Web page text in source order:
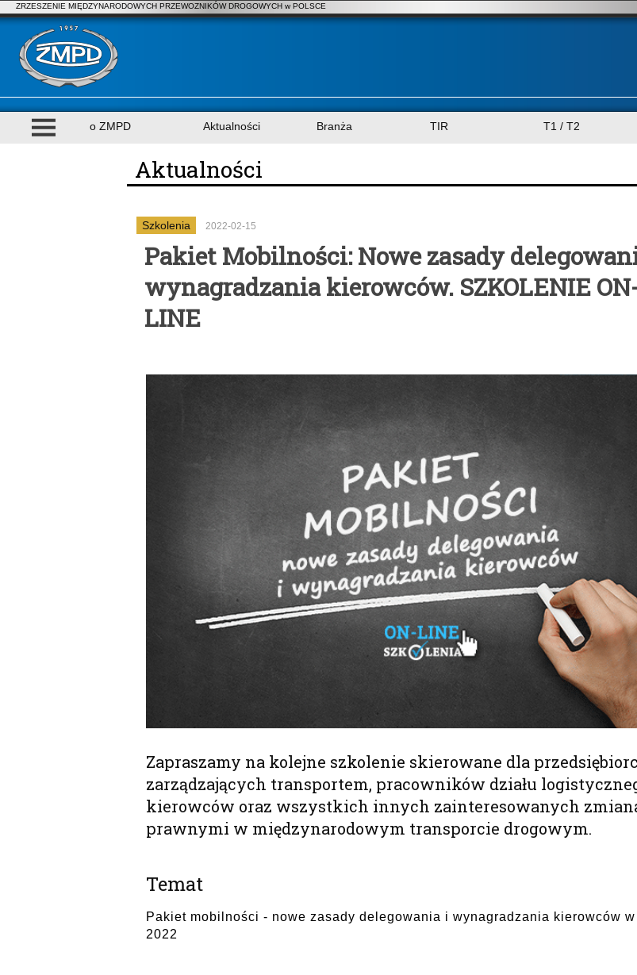
ZRZESZENIE MIĘDZYNARODOWYCH PRZEWOZNIKÓW DROGOWYCH w POLSCE
o ZMPD Aktualności Branża TIR T1 / T2
Aktualności
Szkolenia 2022-02-15
Pakiet Mobilności: Nowe zasady
wynagradzania kierowców. SZKOLENIE
LINE
Zapraszamy na kolejne szkolenie skierowane dla
zarządzających transportem, pracowników działu
kierowców oraz wszystkich innych zainteresowanych
prawnymi w międzynarodowym transporcie drogowym.
Temat
Pakiet mobilności - nowe zasady delegowania i wynagradzania kierowców w
2022
Tydzień 42/2019 r.